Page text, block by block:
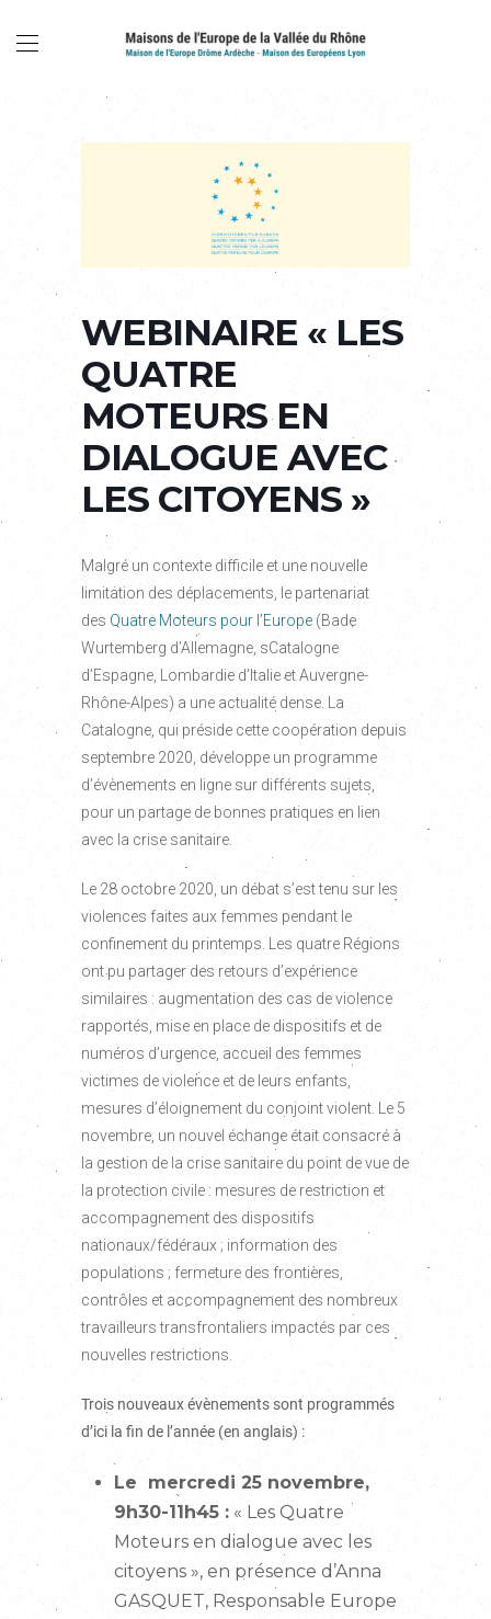
WEBINAIRE « LES
QUATRE
MOTEURS EN
DIALOGUE AVEC
LES CITOYENS »
Malgré un contexte difficile et une nouvelle
limitation des déplacements, le partenariat
des Quatre Moteurs pour l’Europe (Bade
Wurtemberg d’Allemagne, sCatalogne
d’Espagne, Lombardie d’Italie et Auvergne-
Rhône-Alpes) a une actualité dense. La
Catalogne, qui préside cette coopération depuis
septembre 2020, développe un programme
d’évènements en ligne sur différents sujets,
pour un partage de bonnes pratiques en lien
avec la crise sanitaire.
Le 28 octobre 2020, un débat s’est tenu sur les
violences faites aux femmes pendant le
confinement du printemps. Les quatre Régions
ont pu partager des retours d’expérience
similaires : augmentation des cas de violence
rapportés, mise en place de dispositifs et de
numéros d’urgence, accueil des femmes
victimes de violence et de leurs enfants,
mesures d’éloignement du conjoint violent. Le 5
novembre, un nouvel échange était consacré à
la gestion de la crise sanitaire du point de vue de
la protection civile : mesures de restriction et
accompagnement des dispositifs
nationaux/fédéraux ; information des
populations ; fermeture des frontières,
contrôles et accompagnement des nombreux
travailleurs transfrontaliers impactés par ces
nouvelles restrictions.
Trois nouveaux évènements sont programmés
d’ici la fin de l’année (en anglais) :
Le mercredi 25 novembre,
9h30-11h45 : « Les Quatre
Moteurs en dialogue avec les
citoyens », en présence d’Anna
GASQUET, Responsable Europe